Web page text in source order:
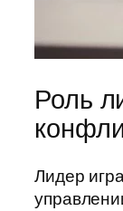
Роль
Лидер